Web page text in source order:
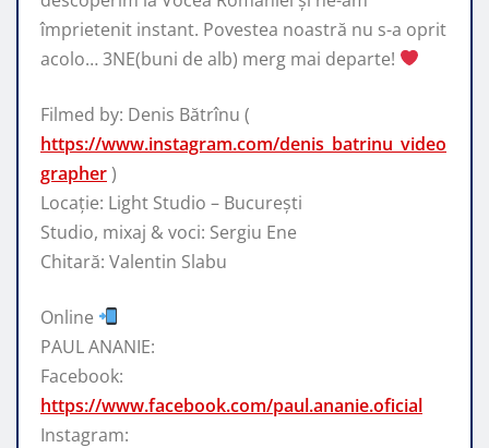
împrietenit instant. Povestea noastră nu s-a oprit
acolo… 3NE(buni de alb) merg mai departe!
Filmed by: Denis Bătrînu (
https://www.instagram.com/denis_batrinu_video
grapher)
Locație: Light Studio – București
Studio, mixaj & voci: Sergiu Ene
Chitară: Valentin Slabu
Online
PAUL ANANIE:
Facebook:
https://www.facebook.com/paul.ananie.oficial
Instagram: